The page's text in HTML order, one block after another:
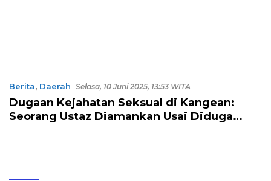
Berita, Daerah Selasa, 10 Juni 2025, 13:53 WITA
Dugaan Kejahatan Seksual di Kangean:
Seorang Ustaz Diamankan Usai Diduga